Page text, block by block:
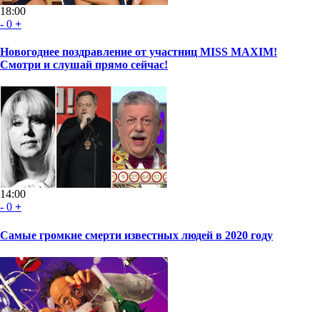
18:00
- 0 +
Новогоднее поздравление от участниц MISS MAXIM!
Смотри и слушай прямо сейчас!
14:00
- 0 +
Самые громкие смерти известных людей в 2020 году